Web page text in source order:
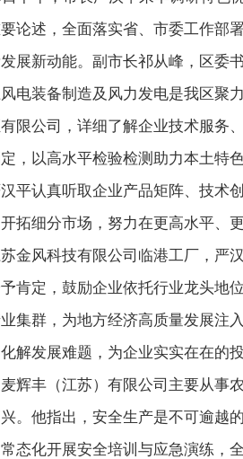
论述，全面落实省、市委工作部
展新动能。副市长祁从峰，区委
电装备制造及风力发电是我区聚
限公司，详细了解企业技术服务
，以高水平检验检测助力本土特
平认真听取企业产品矩阵、技术
拓细分市场，努力在更高水平、
金风科技有限公司临港工厂，严
肯定，鼓励企业依托行业龙头地
集群，为地方经济高质量发展注
解发展难题，为企业实实在在的
辉丰（江苏）有限公司主要从事
。他指出，安全生产是不可逾越
态化开展安全培训与应急演练，